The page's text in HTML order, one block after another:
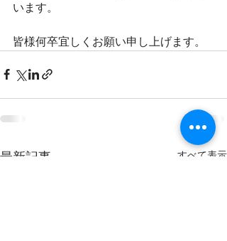
います。
皆様何卒宜しくお願い申し上げます。
最新記事 すべて表示